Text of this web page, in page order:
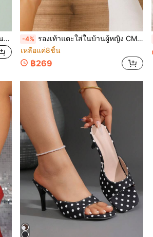
รองเท้าแตะแบบเชือกไขว้ EVA พื้นหนา ใหม่ปี 2025, รองเท้าแตะลายขวางน่ารักสำหรับใส่ในบ้านผู้หญิง -4% รองเท้าแตะใส่ในบ้านผู้หญิง CMLM เปิดนิ้วเท้า ปักลายการ์ตูนเชอร์รี่ แบบสวม ขนฟู
เหลือแค่8ชิ้น
฿269